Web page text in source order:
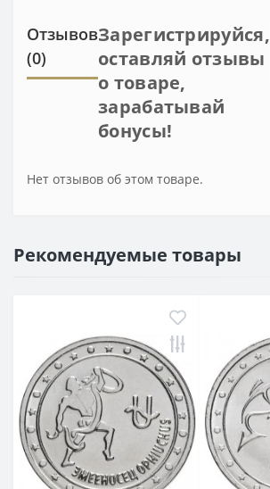
Отзывов
(0)
Зарегистрируйся,
оставляй отзывы
о товаре,
зарабатывай
бонусы!
Нет отзывов об этом товаре.
Рекомендуемые товары